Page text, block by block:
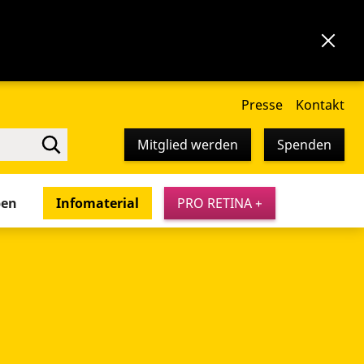
Presse Kontakt
Mitglied werden Spenden
Infomaterial PRO RETINA +